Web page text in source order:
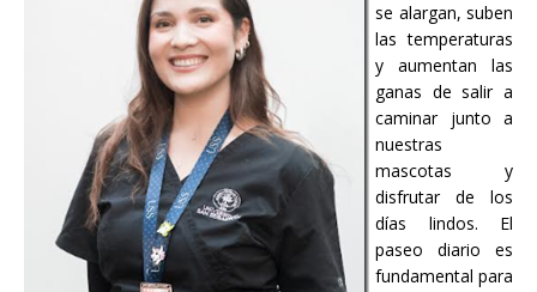
se alargan, suben
las temperaturas
y aumentan las
ganas de salir a
caminar junto a
nuestras
mascotas y
disfrutar de los
días lindos. El
paseo diario es
fundamental para